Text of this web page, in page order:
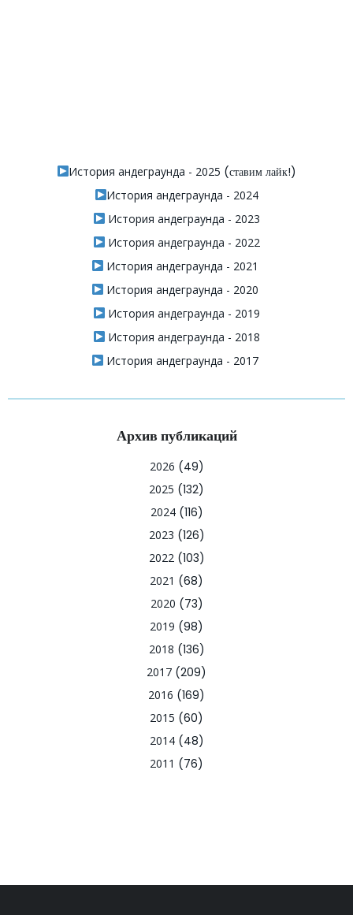
История андеграунда - 2025 (ставим лайк!)
История андеграунда - 2024
История андеграунда - 2023
История андеграунда - 2022
История андеграунда - 2021
История андеграунда - 2020
История андеграунда - 2019
История андеграунда - 2018
История андеграунда - 2017
Архив публикаций
2026 (49)
2025 (132)
2024(116)
2023 (126)
2022(103)
2021 (68)
2020 (73)
2019 (98)
2018 (136)
2017 (209)
2016 (169)
2015 (60)
2014(48)
2011 (76)